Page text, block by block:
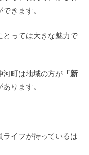
できます。
とっては大きな魅力で
河町は地域の方が 「新
あります。
ライフが待っているは